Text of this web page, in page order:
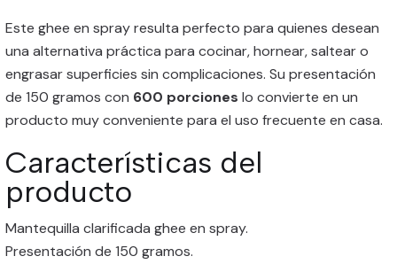
Este ghee en spray resulta perfecto para quienes desean
una alternativa práctica para cocinar, hornear, saltear o
engrasar superficies sin complicaciones. Su presentación
de 150 gramos con 600 porciones lo convierte en un
producto muy conveniente para el uso frecuente en casa.
Características del
producto
Mantequilla clarificada ghee en spray.
Presentación de 150 gramos.